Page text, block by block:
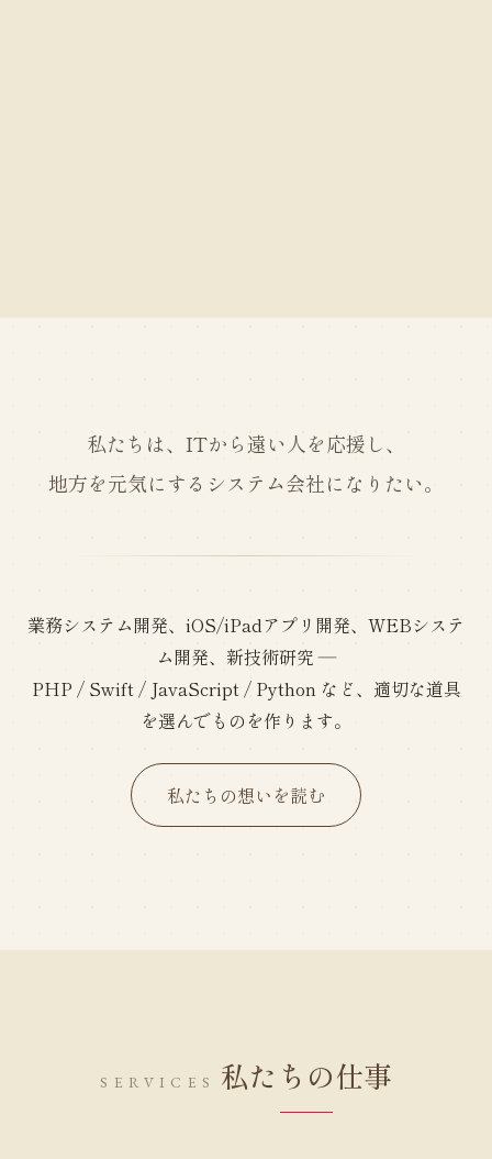
私たちは、ITから遠い人を応援し、
地方を元気にするシステム会社になりたい。
業務システム開発、iOS/iPadアプリ開発、WEBシステ
ム開発、新技術研究 ―
PHP / Swift / JavaScript / Python など、適切な道具
を選んでものを作ります。
私たちの想いを読む
SERVICES 私たちの仕事